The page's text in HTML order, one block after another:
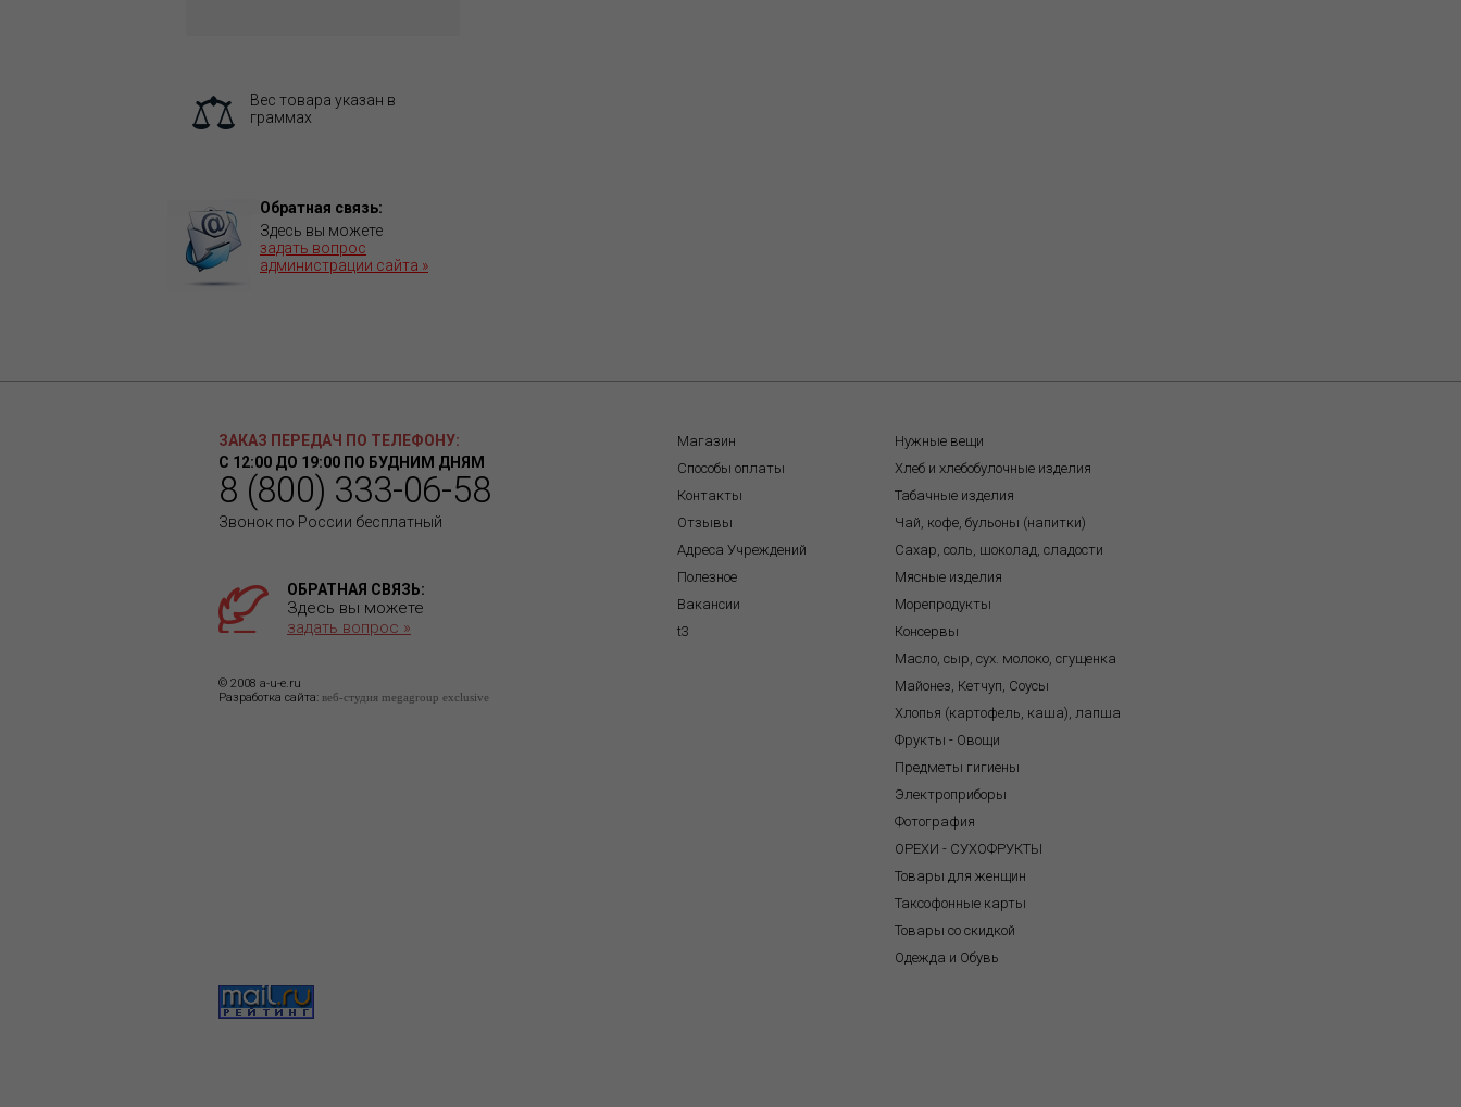
Вес товара указан в
граммах
Обратная связь:
Здесь вы можете
задать вопрос
администрации сайта »
ЗАКАЗ ПЕРЕДАЧ ПО ТЕЛЕФОНУ:
С 12:00 ДО 19:00 ПО БУДНИМ ДНЯМ
8 (800) 333-06-58
Звонок по России бесплатный
ОБРАТНАЯ СВЯЗЬ:
Здесь вы можете
задать вопрос »
© 2008 a-u-e.ru
Разработка сайта: веб-студия megagroup exclusive
Магазин
Способы оплаты
Контакты
Отзывы
Адреса Учреждений
Полезное
Вакансии
t3
Нужные вещи
Хлеб и хлебобулочные изделия
Табачные изделия
Чай, кофе, бульоны (напитки)
Сахар, соль, шоколад, сладости
Мясные изделия
Морепродукты
Консервы
Масло, сыр, сух. молоко, сгущенка
Майонез, Кетчуп, Соусы
Хлопья (картофель, каша), лапша
Фрукты - Овощи
Предметы гигиены
Электроприборы
Фотография
ОРЕХИ - СУХОФРУКТЫ
Товары для женщин
Таксофонные карты
Товары со скидкой
Одежда и Обувь